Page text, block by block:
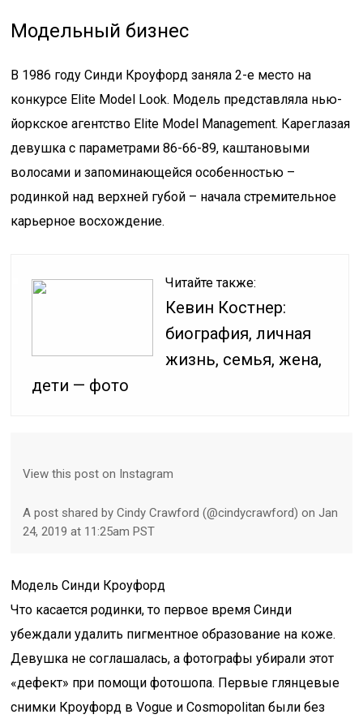
Модельный бизнес
В 1986 году Синди Кроуфорд заняла 2-е место на
конкурсе Elite Model Look. Модель представляла нью-
йоркское агентство Elite Model Management. Кареглазая
девушка с параметрами 86-66-89, каштановыми
волосами и запоминающейся особенностью –
родинкой над верхней губой – начала стремительное
карьерное восхождение.
Читайте также:
Кевин Костнер:
биография, личная
жизнь, семья, жена,
дети — фото
View this post on Instagram
A post shared by Cindy Crawford (@cindycrawford) on Jan
24, 2019 at 11:25am PST
Модель Синди Кроуфорд
Что касается родинки, то первое время Синди
убеждали удалить пигментное образование на коже.
Девушка не соглашалась, а фотографы убирали этот
«дефект» при помощи фотошопа. Первые глянцевые
снимки Кроуфорд в Vogue и Cosmopolitan были без